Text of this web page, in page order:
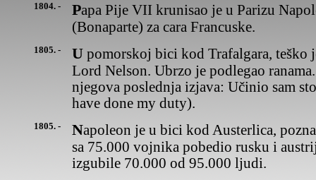
1804. - Papa Pije VII krunisao je u Parizu Napoleona Bonapartu
(Bonaparte) za cara Francuske.
1805. - U pomorskoj bici kod Trafalgara, teško je ranjen britanski admiral
Lord Nelson. Ubrzo je podlegao
njegova poslednja izjava: Učinio sam
have done my duty).
1805. - Napoleon je u bici kod Austerlica, poznatoj kao "bitka triju careva",
sa 75.000 vojnika pobedio rusku i
izgubile 70.000 od 95.000 ljudi.